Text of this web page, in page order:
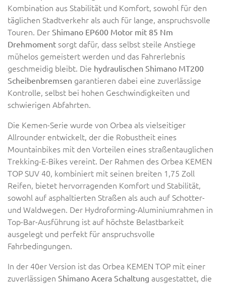
Kombination aus Stabilität und Komfort, sowohl für den
täglichen Stadtverkehr als auch für lange, anspruchsvolle
Touren. Der Shimano EP600 Motor mit 85 Nm
Drehmoment sorgt dafür, dass selbst steile Anstiege
mühelos gemeistert werden und das Fahrerlebnis
geschmeidig bleibt. Die hydraulischen Shimano MT200
Scheibenbremsen garantieren dabei eine zuverlässige
Kontrolle, selbst bei hohen Geschwindigkeiten und
schwierigen Abfahrten.
Die Kemen-Serie wurde von Orbea als vielseitiger
Allrounder entwickelt, der die Robustheit eines
Mountainbikes mit den Vorteilen eines straßentauglichen
Trekking-E-Bikes vereint. Der Rahmen des Orbea KEMEN
TOP SUV 40, kombiniert mit seinen breiten 1,75 Zoll
Reifen, bietet hervorragenden Komfort und Stabilität,
sowohl auf asphaltierten Straßen als auch auf Schotter-
und Waldwegen. Der Hydroforming-Aluminiumrahmen in
Top-Bar-Ausführung ist auf höchste Belastbarkeit
ausgelegt und perfekt für anspruchsvolle
Fahrbedingungen.
In der 40er Version ist das Orbea KEMEN TOP mit einer
zuverlässigen Shimano Acera Schaltung ausgestattet, die